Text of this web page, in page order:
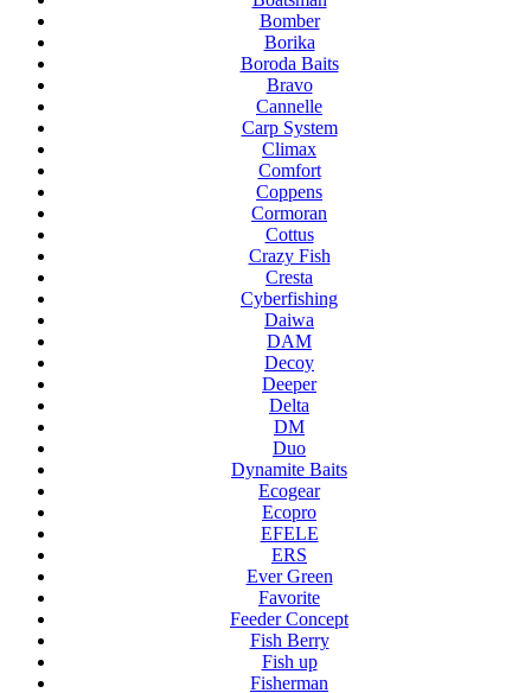
Bomber
Borika
Boroda Baits
Bravo
Cannelle
Carp System
Climax
Comfort
Coppens
Cormoran
Cottus
Crazy Fish
Cresta
Cyberfishing
Daiwa
DAM
Decoy
Deeper
Delta
DM
Duo
Dynamite Baits
Ecogear
Ecopro
EFELE
ERS
Ever Green
Favorite
Feeder Concept
Fish Berry
Fish up
Fisherman